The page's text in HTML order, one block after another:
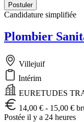
Postuler
Candidature simplifiée
Plombier
Villejuif
Intérim
EURETUDES
14,00 € - 15,00 €
Postée il y a 24 heures